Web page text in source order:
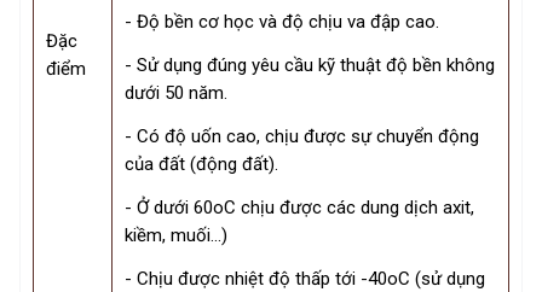
Đặc
điểm
- Độ bền cơ học và độ chịu va đập cao.
- Sử dụng đúng yêu cầu kỹ thuật độ bền không
dưới 50 năm.
- Có độ uốn cao, chịu được sự chuyển động
của đất (động đất).
- Ở dưới 60oC chịu được các dung dịch axit,
kiềm, muối...)
- Chịu được nhiệt độ thấp tới -40oC (sử dụng